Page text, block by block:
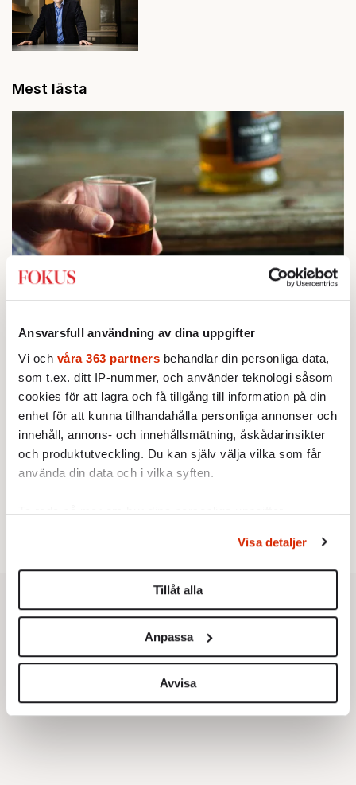
Ansvarsfull användning av dina uppgifter
Vi och våra 363 partners behandlar din personliga data,
som t.ex. ditt IP-nummer, och använder teknologi såsom
cookies för att lagra och få tillgång till information på din
enhet för att kunna tillhandahålla personliga annonser och
innehåll, annons- och innehållsmätning, åskådarinsikter
och produktutveckling. Du kan själv välja vilka som får
använda din data och i vilka syften.
Ta reda på mer om hur dina personliga uppgifter
Du kan ändra eller dra tillbaka ditt samtycke när som
helst från cookie-förklaringen.
Vi använder enhetsidentifierare för att anpassa innehållet
för sociala medier och analysera vår trafik. Vi
vidarebefordrar även sådana identifierare och annan
information från din enhet till de sociala medier och
annons- och analysföretag som vi samarbetar med.
Visa detaljer
Tillåt alla
Anpassa
Avvisa
Mest lästa
STICKET
ursprungsbefolkningen i Filipstad
2.Sakine Madon: Efter islamistdådet oroar sig
vänstern för Agnes Wold
UTRIKES
3.Därför liknar Putin både tsaren och Stalin
Av: Bengt Jangfeldt
KRÖNIKA
4.Johan Hakelius: DN-rubriken visar vad som sägs
mellan raderna
STICKET
6.Johan Romin:Varför ställs aldrig dessa frågor?